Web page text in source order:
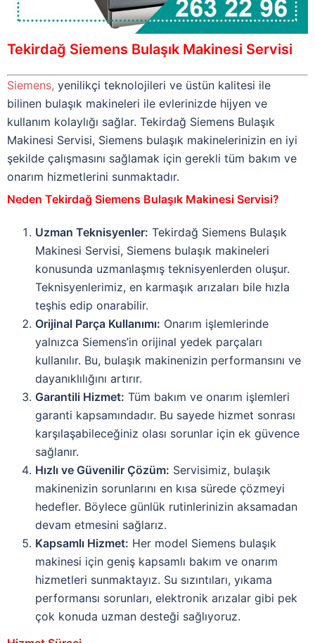
Tekirdağ Siemens Bulaşık Makinesi Servisi
Siemens, yenilikçi teknolojileri ve üstün kalitesi ile
bilinen bulaşık makineleri ile evlerinizde hijyen ve
kullanım kolaylığı sağlar. Tekirdağ Siemens Bulaşık
Makinesi Servisi, Siemens bulaşık makinelerinizin en iyi
şekilde çalışmasını sağlamak için gerekli tüm bakım ve
onarım hizmetlerini sunmaktadır.
Neden Tekirdağ Siemens Bulaşık Makinesi Servisi?
Uzman Teknisyenler: Tekirdağ Siemens Bulaşık
Makinesi Servisi, Siemens bulaşık makineleri
konusunda uzmanlaşmış teknisyenlerden oluşur.
Teknisyenlerimiz, en karmaşık arızaları bile hızla
teşhis edip onarabilir.
Orijinal Parça Kullanımı: Onarım işlemlerinde
yalnızca Siemens’in orijinal yedek parçaları
kullanılır. Bu, bulaşık makinenizin performansını ve
dayanıklılığını artırır.
Garantili Hizmet: Tüm bakım ve onarım işlemleri
garanti kapsamındadır. Bu sayede hizmet sonrası
karşılaşabileceğiniz olası sorunlar için ek güvence
sağlanır.
Hızlı ve Güvenilir Çözüm: Servisimiz, bulaşık
makinenizin sorunlarını en kısa sürede çözmeyi
hedefler. Böylece günlük rutinlerinizin aksamadan
devam etmesini sağlarız.
Kapsamlı Hizmet: Her model Siemens bulaşık
makinesi için geniş kapsamlı bakım ve onarım
hizmetleri sunmaktayız. Su sızıntıları, yıkama
performansı sorunları, elektronik arızalar gibi pek
çok konuda uzman desteği sağlıyoruz.